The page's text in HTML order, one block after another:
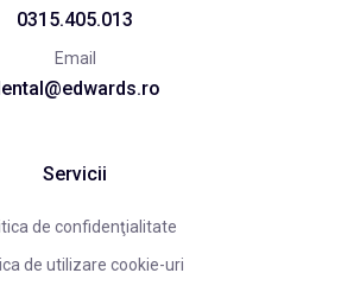
0315.405.013
Email
Servicii
de confidenţialitate
de utilizare cookie-uri